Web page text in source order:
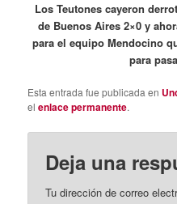
Los Teutones cayeron
de Buenos Aires 2×0 y
para el equipo Mendocino
para
Esta entrada fue publicada en
elenlace permanente.
Deja una
Tu dirección de correo